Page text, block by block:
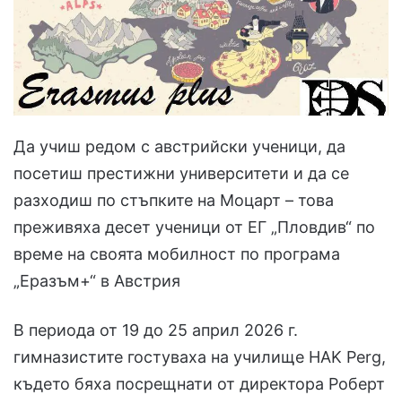
Да учиш редом с австрийски ученици, да
посетиш престижни университети и да се
разходиш по стъпките на Моцарт – това
преживяха десет ученици от ЕГ „Пловдив“ по
време на своята мобилност по програма
„Еразъм+“ в Австрия
В периода от 19 до 25 април 2026 г.
гимназистите гостуваха на училище HAK Perg,
където бяха посрещнати от директора Роберт